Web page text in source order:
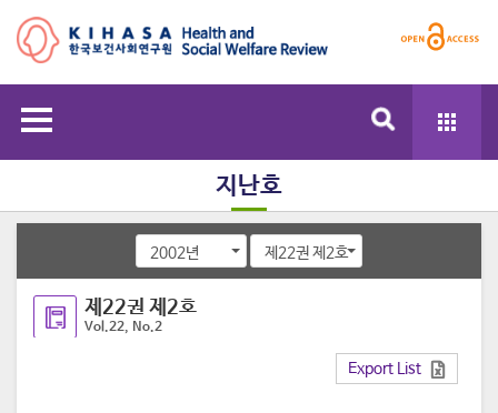
지난호
2002년 제22권 제2호
제22권 제2호
Vol.22, No.2
Export List